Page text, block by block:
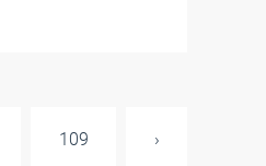
109 ›